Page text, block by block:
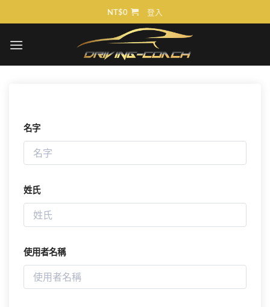
to
NT$0 登入
名字
姓氏
使用者名稱